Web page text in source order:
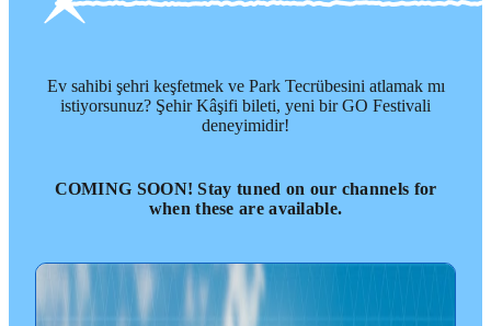
Ev sahibi şehri keşfetmek ve Park Tecrübesini atlamak mı
istiyorsunuz? Şehir Kâşifi bileti, yeni bir GO Festivali
deneyimidir!
COMING SOON! Stay tuned on our channels for
when these are available.